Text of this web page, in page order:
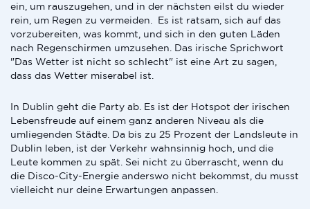
ein, um rauszugehen, und in der nächsten eilst du wieder
rein, um Regen zu vermeiden. Es ist ratsam, sich auf das
vorzubereiten, was kommt, und sich in den guten Läden
nach Regenschirmen umzusehen. Das irische Sprichwort
"Das Wetter ist nicht so schlecht" ist eine Art zu sagen,
dass das Wetter miserabel ist.
In Dublin geht die Party ab. Es ist der Hotspot der irischen
Lebensfreude auf einem ganz anderen Niveau als die
umliegenden Städte. Da bis zu 25 Prozent der Landsleute in
Dublin leben, ist der Verkehr wahnsinnig hoch, und die
Leute kommen zu spät. Sei nicht zu überrascht, wenn du
die Disco-City-Energie anderswo nicht bekommst, du musst
vielleicht nur deine Erwartungen anpassen.